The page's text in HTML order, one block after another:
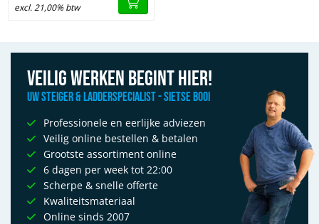
excl. 21,00% btw
Veilig werken begint hier!
Uw Steiger & Ladderspecialist - Sietse Booi
Professionele en eerlijke adviezen
Veilig online bestellen & betalen
Grootste assortiment online
6 dagen per week tot 22:00
Scherpe & snelle offerte
Kwaliteitsmateriaal
Online sinds 2007